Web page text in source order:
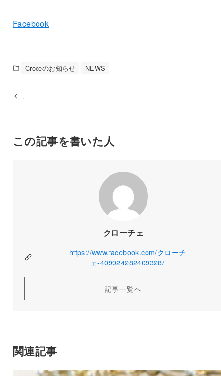
Facebook
Croceのお知らせ NEWS
.
この記事を書いた人
クローチェ
https://www.facebook.com/クローチ
ェ-409924282409328/
記事一覧へ
関連記事